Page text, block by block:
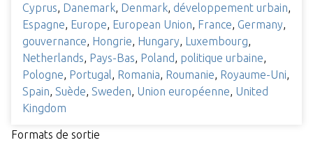
Cyprus, Danemark, Denmark, développement urbain,
Espagne, Europe, European Union, France, Germany,
gouvernance, Hongrie, Hungary, Luxembourg,
Netherlands, Pays-Bas, Poland, politique urbaine,
Pologne, Portugal, Romania, Roumanie, Royaume-Uni,
Spain, Suède, Sweden, Union européenne, United
Kingdom
Formats de sortie